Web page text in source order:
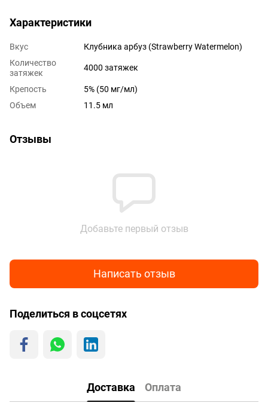
Характеристики
Вкус
Клубника арбуз (Strawberry Watermelon)
Количество
затяжек
4000 затяжек
Крепость
5% (50 мг/мл)
Объем
11.5 мл
Отзывы
Добавьте первый отзыв
Написать отзыв
Поделиться в соцсетях
Доставка Оплата